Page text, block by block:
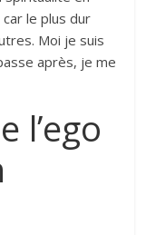
le plus dur
Moi je suis
après, je me
l’ego